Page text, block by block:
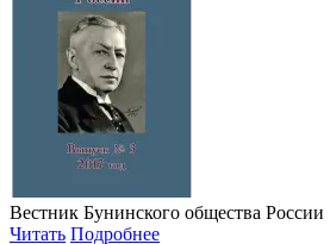
Вестник Бунинского общества России
Читать Подробнее